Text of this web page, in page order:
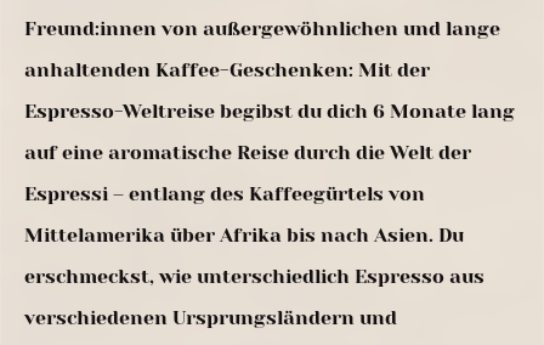
Freund:innen von außergewöhnlichen und lange
anhaltenden Kaffee-Geschenken: Mit der
Espresso-Weltreise begibst du dich 6 Monate lang
auf eine aromatische Reise durch die Welt der
Espressi – entlang des Kaffeegürtels von
Mittelamerika über Afrika bis nach Asien. Du
erschmeckst, wie unterschiedlich Espresso aus
verschiedenen Ursprungsländern und